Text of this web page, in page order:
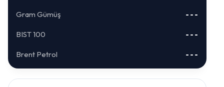
Gram Gümüş ---
BIST 100 ---
Brent Petrol ---